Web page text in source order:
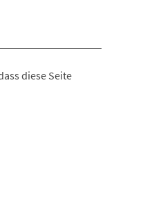
diese Seite